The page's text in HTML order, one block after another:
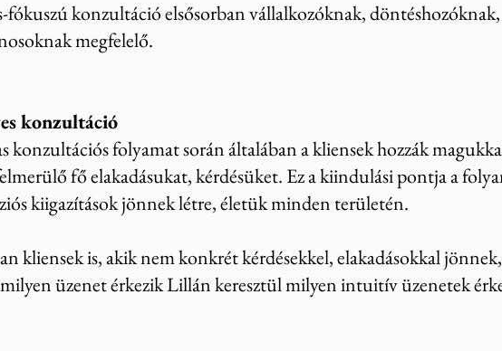
fókuszú konzultáció elsősorban vállalkozóknak, döntéshozóknak,
megfelelő.
konzultáció
konzultációs folyamat során általában a kliensek hozzák
fő elakadásukat, kérdésüket. Ez a kiindulási pontja a
kiigazítások jönnek létre, életük minden területén.
kliensek is, akik nem konkrét kérdésekkel, elakadásokkal
üzenet érkezik Lillán keresztül milyen intuitív üzenetek